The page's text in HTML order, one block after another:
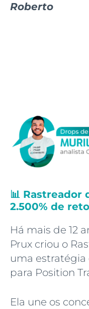
Roberto
📊 Rastreador
2.500% de
Há mais de 12
Prux criou o
uma estratégia
para Position
Ela une os